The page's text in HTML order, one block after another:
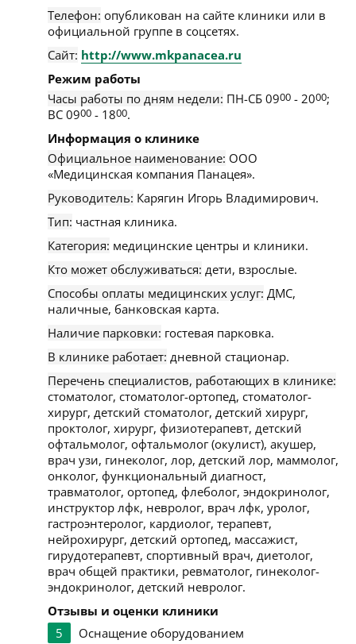
Телефон: опубликован на сайте клиники или в
официальной группе в соцсетях.
Сайт: http://www.mkpanacea.ru
Режим работы
Часы работы по дням недели: ПН-СБ 0900 - 2000;
ВС 0900 - 1800.
Информация о клинике
Официальное наименование: ООО
«Медицинская компания Панацея».
Руководитель: Карягин Игорь Владимирович.
Тип: частная клиника.
Категория: медицинские центры и клиники.
Кто может обслуживаться: дети, взрослые.
Способы оплаты медицинских услуг: ДМС,
наличные, банковская карта.
Наличие парковки: гостевая парковка.
В клинике работает: дневной стационар.
Перечень специалистов, работающих в клинике:
стоматолог, стоматолог-ортопед, стоматолог-
хирург, детский стоматолог, детский хирург,
проктолог, хирург, физиотерапевт, детский
офтальмолог, офтальмолог (окулист), акушер,
врач узи, гинеколог, лор, детский лор, маммолог,
онколог, функциональный диагност,
травматолог, ортопед, флеболог, эндокринолог,
инструктор лфк, невролог, врач лфк, уролог,
гастроэнтеролог, кардиолог, терапевт,
нейрохирург, детский ортопед, массажист,
гирудотерапевт, спортивный врач, диетолог,
врач общей практики, ревматолог, гинеколог-
эндокринолог, детский невролог.
Отзывы и оценки клиники
5
Оснащение оборудованием